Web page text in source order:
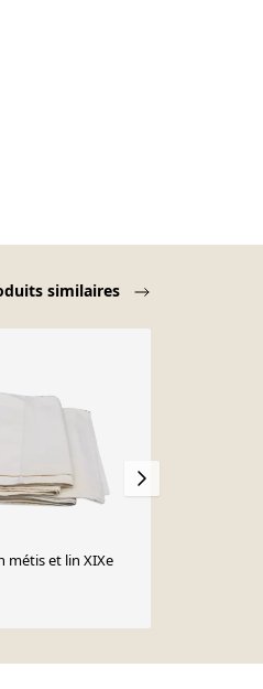
similaires
métis et lin XIXe